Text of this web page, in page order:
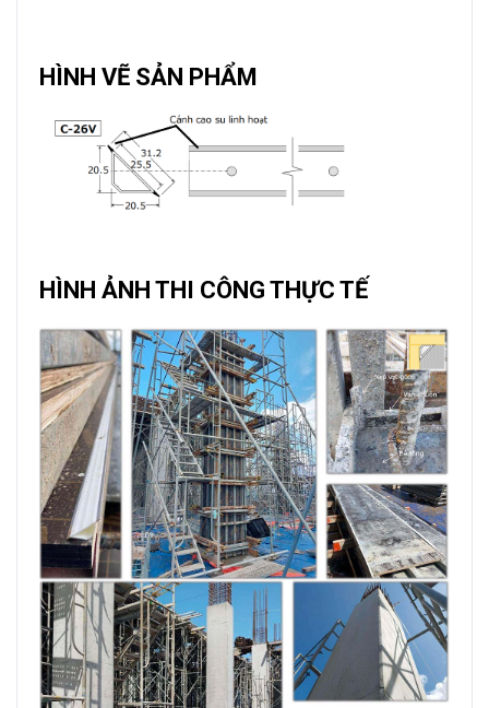
HÌNH VẼ SẢN PHẨM
HÌNH ẢNH THI CÔNG THỰC TẾ